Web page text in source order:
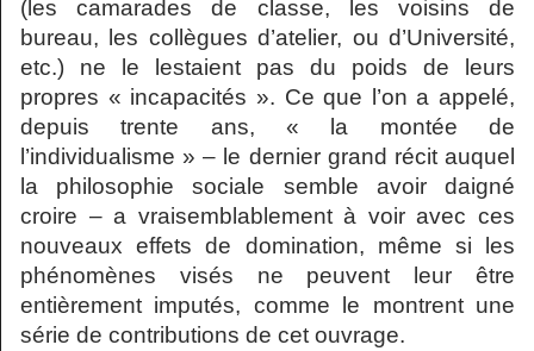
(les camarades de classe, les voisins de
bureau, les collègues d’atelier, ou d’Université,
etc.) ne le lestaient pas du poids de leurs
propres « incapacités ». Ce que l’on a appelé,
depuis trente ans, « la montée de
l’individualisme » – le dernier grand récit auquel
la philosophie sociale semble avoir daigné
croire – a vraisemblablement à voir avec ces
nouveaux effets de domination, même si les
phénomènes visés ne peuvent leur être
entièrement imputés, comme le montrent une
série de contributions de cet ouvrage.